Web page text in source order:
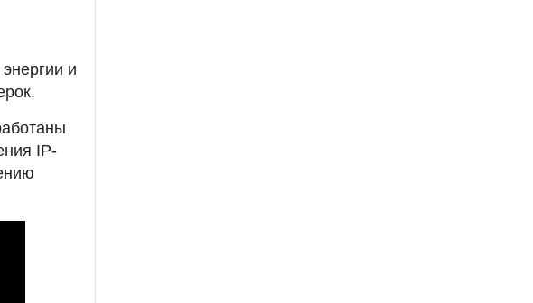
и
IP-